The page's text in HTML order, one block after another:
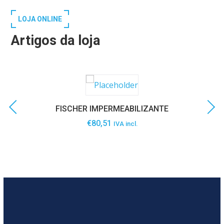
LOJA ONLINE
Artigos da loja
FISCHER IMPERMEABILIZANTE
€80,51 IVA incl.
SABER MAIS